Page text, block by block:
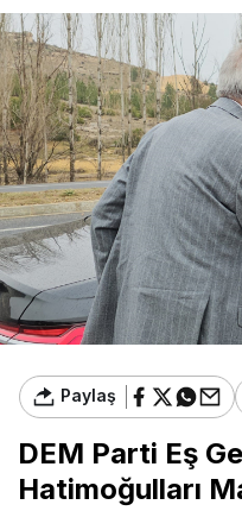
Paylaş
DEM Parti Eş
Hatimoğulları